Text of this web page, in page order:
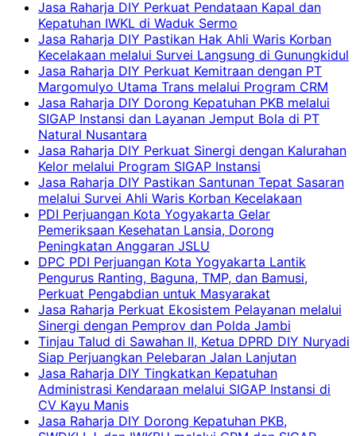
Jasa Raharja DIY Perkuat Pendataan Kapal dan
Kepatuhan IWKL di Waduk Sermo
Jasa Raharja DIY Pastikan Hak Ahli Waris Korban
Kecelakaan melalui Survei Langsung di Gunungkidul
Jasa Raharja DIY Perkuat Kemitraan dengan PT
Margomulyo Utama Trans melalui Program CRM
Jasa Raharja DIY Dorong Kepatuhan PKB melalui
SIGAP Instansi dan Layanan Jemput Bola di PT
Natural Nusantara
Jasa Raharja DIY Perkuat Sinergi dengan Kalurahan
Kelor melalui Program SIGAP Instansi
Jasa Raharja DIY Pastikan Santunan Tepat Sasaran
melalui Survei Ahli Waris Korban Kecelakaan
PDI Perjuangan Kota Yogyakarta Gelar
Pemeriksaan Kesehatan Lansia, Dorong
Peningkatan Anggaran JSLU
DPC PDI Perjuangan Kota Yogyakarta Lantik
Pengurus Ranting, Baguna, TMP, dan Bamusi,
Perkuat Pengabdian untuk Masyarakat
Jasa Raharja Perkuat Ekosistem Pelayanan melalui
Sinergi dengan Pemprov dan Polda Jambi
Tinjau Talud di Sawahan II, Ketua DPRD DIY Nuryadi
Siap Perjuangkan Pelebaran Jalan Lanjutan
Jasa Raharja DIY Tingkatkan Kepatuhan
Administrasi Kendaraan melalui SIGAP Instansi di
CV Kayu Manis
Jasa Raharja DIY Dorong Kepatuhan PKB,